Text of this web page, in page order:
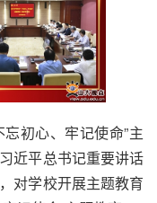
初心、牢记使命”主
近平总书记重要讲话
对学校开展主题教育